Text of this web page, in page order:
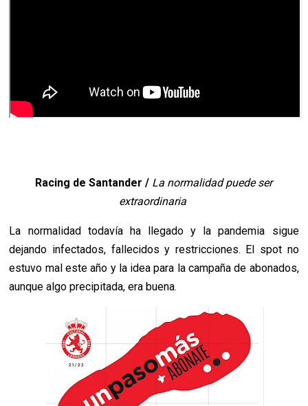
Racing de Santander / La normalidad puede ser
extraordinaria
La normalidad todavía ha llegado y la pandemia sigue
dejando infectados, fallecidos y restricciones. El spot no
estuvo mal este año y la idea para la campaña de abonados,
aunque algo precipitada, era buena.